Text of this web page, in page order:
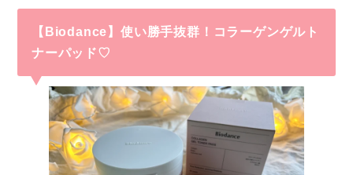
【Biodance】使い勝手抜群！コラーゲンゲルト
ナーパッド♡